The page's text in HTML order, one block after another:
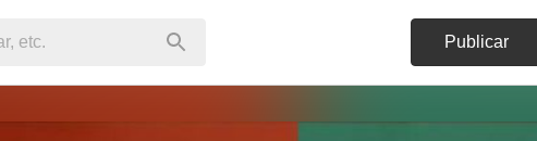
Publicar